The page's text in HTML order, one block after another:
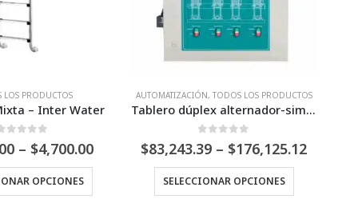
,TODOS LOS PRODUCTOS
Fuera de 5
– $176,125.12
$83,243.39
through
OPCIONES
Este producto tiene múltiples variantes. Las opciones se pueden elegir en la página de producto
TODOS LOS PRODUCTOS
JET DE PISO (4 PIEZAS)
Fuera de 5
$15,341.73
AÑADIR AL CARRITO